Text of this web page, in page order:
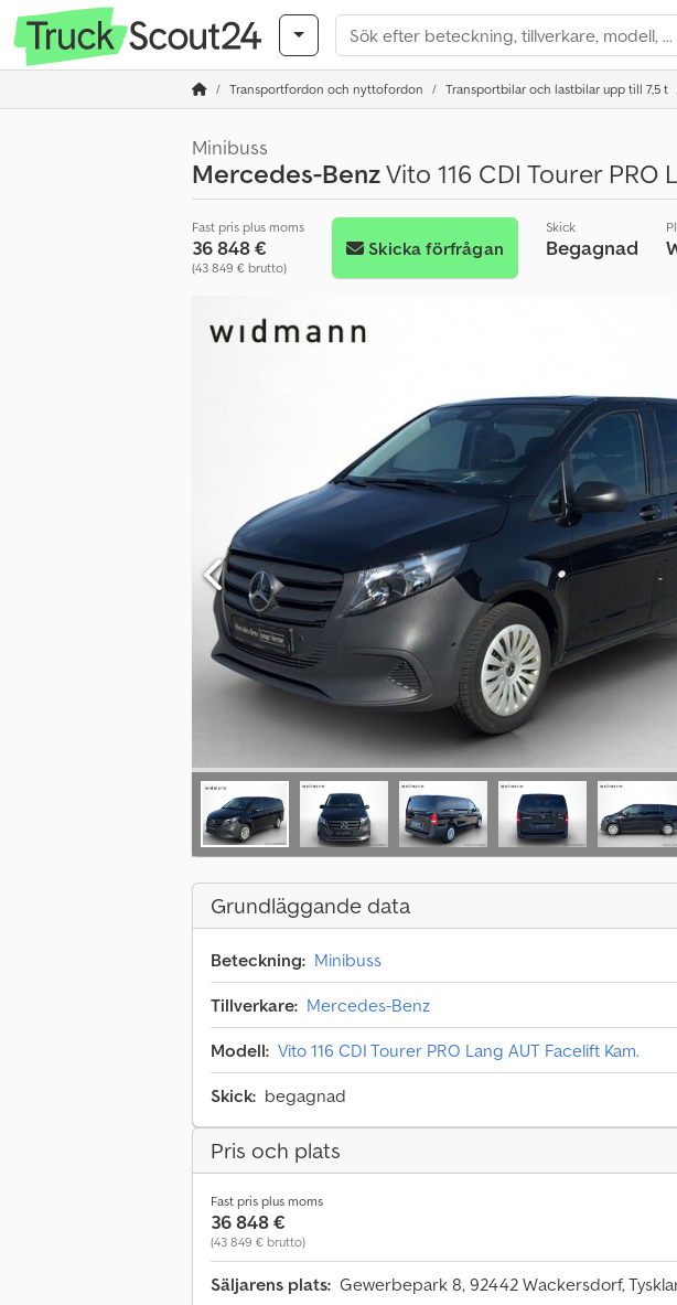
Transportfordon och nyttofordon Transportbilar och lastbilar upp till 7,5 t
Minibuss
Mercedes-BenzVito 116 CDI Tourer PRO
Fast pris plus moms
36 848 €
(43 849 € brutto)
Skicka förfrågan
Skick
Begagnad
Grundläggande data
Beteckning: Minibuss
Tillverkare: Mercedes-Benz
Modell: Vito 116 CDI Tourer PRO Lang AUT Facelift Kam.
Skick: begagnad
Pris och plats
Fast pris plus moms
36 848 €
(43 849 € brutto)
Säljarens plats: Gewerbepark 8, 92442 Wackersdorf,